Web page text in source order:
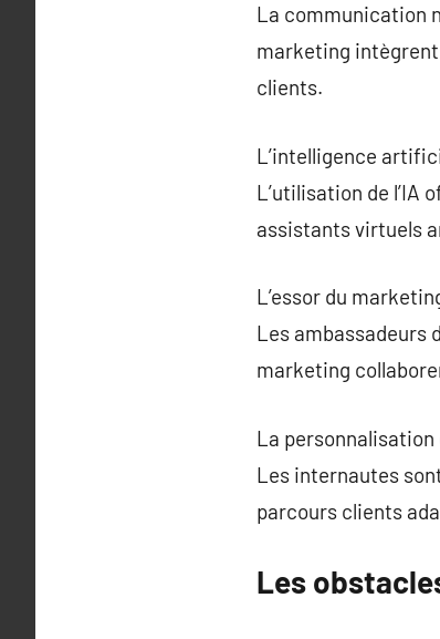
La communication
marketing intègrent
clients.
L’intelligence
L’utilisation de
assistants virtuels
L’essor du
Les ambassadeurs
marketing
La
Les internautes
parcours clients
Les